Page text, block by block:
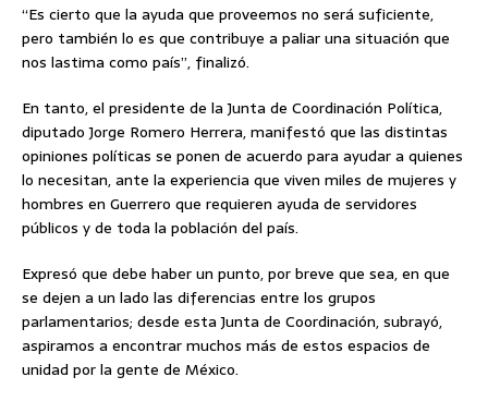
“Es cierto que la ayuda que proveemos no será suficiente,
pero también lo es que contribuye a paliar una situación que
nos lastima como país”, finalizó.
En tanto, el presidente de la Junta de Coordinación Política,
diputado Jorge Romero Herrera, manifestó que las distintas
opiniones políticas se ponen de acuerdo para ayudar a quienes
lo necesitan, ante la experiencia que viven miles de mujeres y
hombres en Guerrero que requieren ayuda de servidores
públicos y de toda la población del país.
Expresó que debe haber un punto, por breve que sea, en que
se dejen a un lado las diferencias entre los grupos
parlamentarios; desde esta Junta de Coordinación, subrayó,
aspiramos a encontrar muchos más de estos espacios de
unidad por la gente de México.